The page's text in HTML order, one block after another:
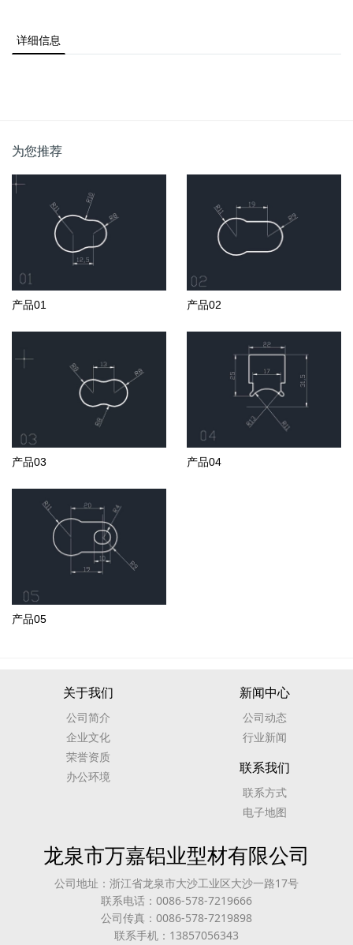
详细信息
为您推荐
产品01 产品02
产品03 产品04
产品05
关于我们
公司简介
企业文化
荣誉资质
办公环境
新闻中心
公司动态
行业新闻
联系我们
联系方式
电子地图
龙泉市万嘉铝业型材有限公司
公司地址：浙江省龙泉市大沙工业区大沙一路17号
联系电话：0086-578-7219666
公司传真：0086-578-7219898
联系手机：13857056343